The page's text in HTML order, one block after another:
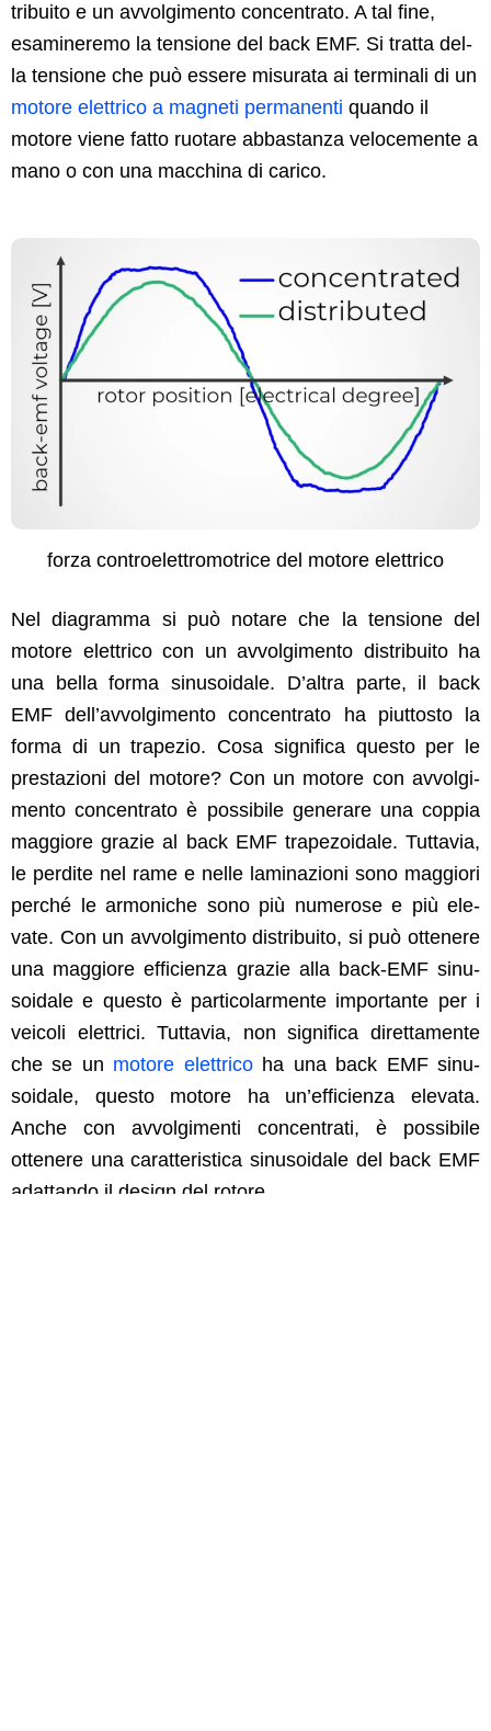
tribuito e un avvol­gi­men­to con­cen­tra­to. A tal fine,
esaminer­e­mo la ten­sione del back EMF. Si trat­ta del­
la ten­sione che può essere mis­ura­ta ai ter­mi­nali di un
motore elet­tri­co a mag­neti per­ma­nen­ti quan­do il
motore viene fat­to ruotare abbas­tan­za velo­ce­mente a
mano o con una macchi­na di carico.
forza con­troelet­tro­motrice del motore elettrico
Nel dia­gram­ma si può notare che la ten­sione del
motore elet­tri­co con un avvol­gi­men­to dis­tribuito ha
una bel­la for­ma sinu­soidale. D’al­tra parte, il back
EMF del­l’avvol­gi­men­to con­cen­tra­to ha piut­tosto la
for­ma di un trapezio. Cosa sig­nifi­ca questo per le
prestazioni del motore? Con un motore con avvol­gi­
men­to con­cen­tra­to è pos­si­bile gener­are una cop­pia
mag­giore gra­zie al back EMF trape­zoidale. Tut­tavia,
le perdite nel rame e nelle lam­i­nazioni sono mag­giori
per­ché le armoniche sono più numerose e più ele­
vate. Con un avvol­gi­men­to dis­tribuito, si può ottenere
una mag­giore effi­cien­za gra­zie alla back-EMF sinu­
soidale e questo è par­ti­co­lar­mente impor­tante per i
veicoli elet­tri­ci. Tut­tavia, non sig­nifi­ca diret­ta­mente
che se un motore elet­tri­coha una back EMF sinu­
soidale, questo motore ha un’­ef­fi­cien­za ele­va­ta.
Anche con avvol­gi­men­ti con­cen­trati, è pos­si­bile
ottenere una carat­ter­is­ti­ca sinu­soidale del back EMF
adat­tan­do il design del rotore.